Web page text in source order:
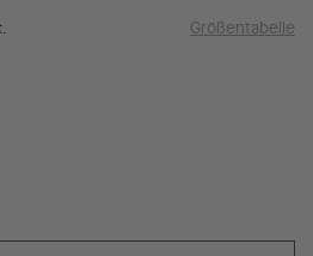
Größentabelle